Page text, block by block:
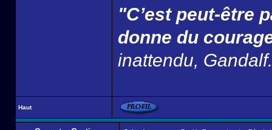
"C’est peut-être
donne du
inattendu, Gandalf.
Haut